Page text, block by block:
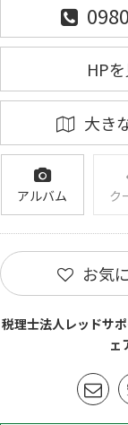
HP
大き
アルバム ク
お気
税理士法人レッドサ
ェ